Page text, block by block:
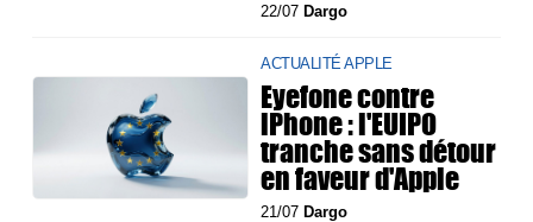
22/07 Dargo
ACTUALITÉ APPLE
Eyefone contre
iPhone : l'EUIPO
tranche sans détour
en faveur d'Apple
21/07 Dargo